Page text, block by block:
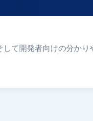
て開発者向けの分か